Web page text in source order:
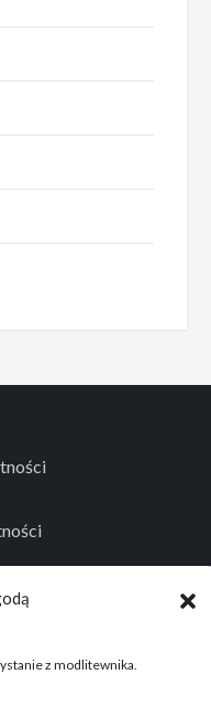
z modlitewnika.